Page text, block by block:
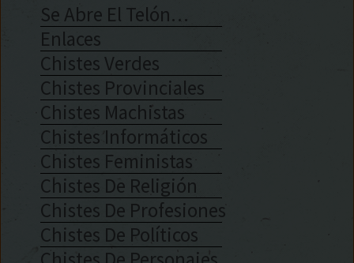
Se Abre El Telón…
Enlaces
Chistes Verdes
Chistes Provinciales
Chistes Machistas
Chistes Informáticos
Chistes Feministas
Chistes De Religión
Chistes De Profesiones
Chistes De Políticos